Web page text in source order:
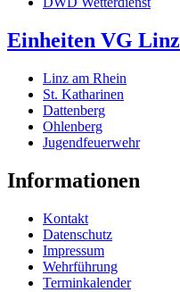
Einheiten VG Linz
Linz am Rhein
St. Katharinen
Dattenberg
Ohlenberg
Jugendfeuerwehr
Informationen
Kontakt
Datenschutz
Impressum
Wehrführung
Terminkalender